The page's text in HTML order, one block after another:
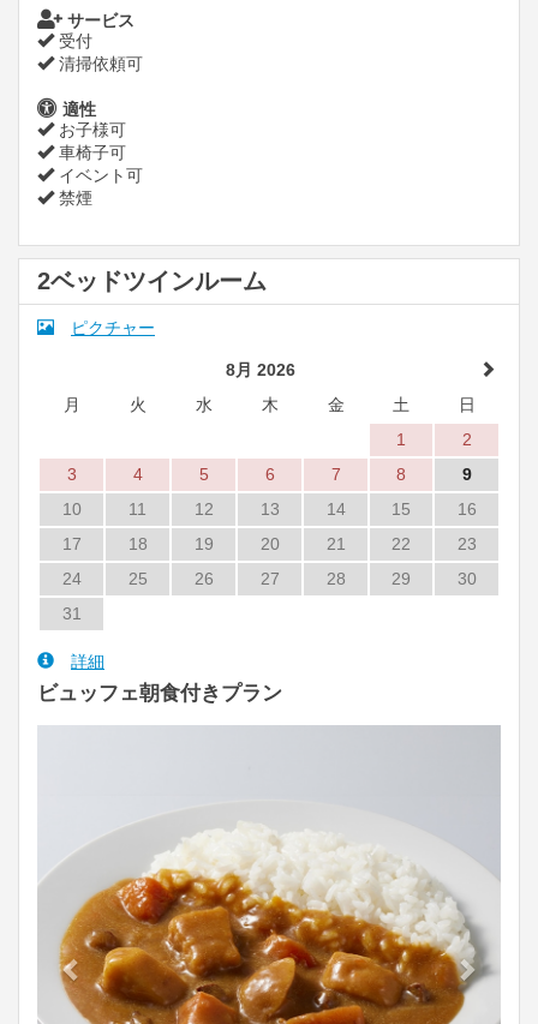
サービス
受付
清掃依頼可
適性
お子様可
車椅子可
イベント可
禁煙
2ベッドツインルーム
ピクチャー
8月 2026
月
火 水 木 金 土
日
1
2
3
4 5 6 7 8
9
10
11 12 13 14 15
16
17
18 19 20 21 22
23
24
25 26 27 28 29
30
31
詳細
ビュッフェ朝食付きプラン